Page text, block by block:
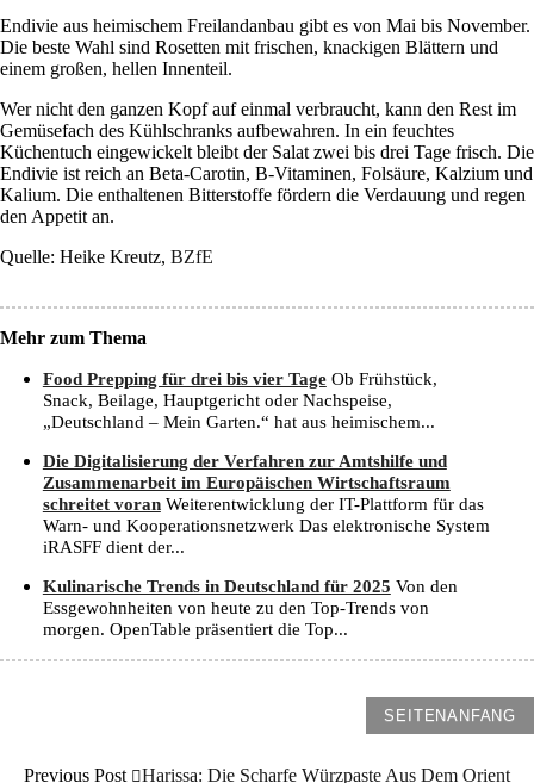
Endivie aus heimischem Freilandanbau gibt es von Mai bis November.
Die beste Wahl sind Rosetten mit frischen, knackigen Blättern und
einem großen, hellen Innenteil.
Wer nicht den ganzen Kopf auf einmal verbraucht, kann den Rest im
Gemüsefach des Kühlschranks aufbewahren. In ein feuchtes
Küchentuch eingewickelt bleibt der Salat zwei bis drei Tage frisch. Die
Endivie ist reich an Beta-Carotin, B-Vitaminen, Folsäure, Kalzium und
Kalium. Die enthaltenen Bitterstoffe fördern die Verdauung und regen
den Appetit an.
Quelle: Heike Kreutz, BZfE
Mehr zum Thema
Food Prepping für drei bis vier TageOb Frühstück,
Snack, Beilage, Hauptgericht oder Nachspeise,
„Deutschland – Mein Garten.“ hat aus heimischem...
Die Digitalisierung der Verfahren zur Amtshilfe und
Zusammenarbeit im Europäischen Wirtschaftsraum
schreitet voranWeiterentwicklung der IT-Plattform für das
Warn- und Kooperationsnetzwerk Das elektronische System
iRASFF dient der...
Kulinarische Trends in Deutschland für 2025 Von den
Essgewohnheiten von heute zu den Top-Trends von
morgen. OpenTable präsentiert die Top...
SEITENANFANG
Previous Post Harissa: Die Scharfe Würzpaste Aus Dem Orient